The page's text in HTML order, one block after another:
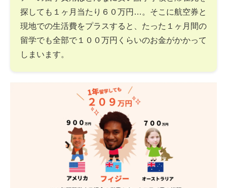
探しても１ヶ月当たり６０万円…。そこに航空券と
現地での生活費をプラスすると、たった１ヶ月間の
留学でも全部で１００万円くらいのお金がかかって
しまいます。